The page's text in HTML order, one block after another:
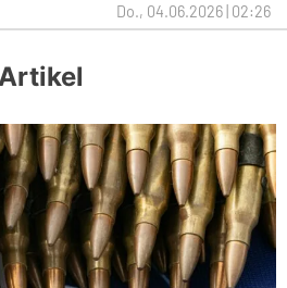
Do., 04.06.2026 | 02:26